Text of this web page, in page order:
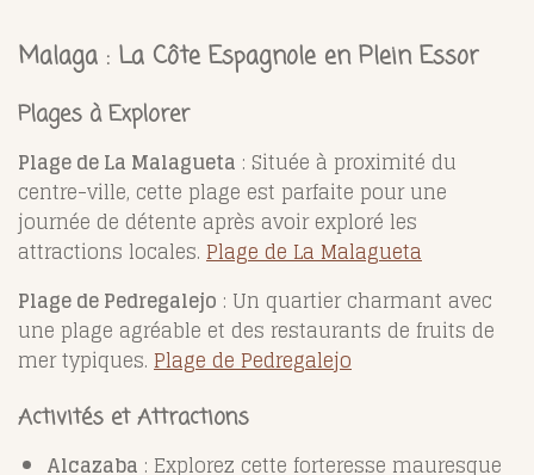
Malaga : La Côte Espagnole en Plein Essor
Plages à Explorer
Plage de La Malagueta : Située à proximité du
centre-ville, cette plage est parfaite pour une
journée de détente après avoir exploré les
attractions locales. Plage de La Malagueta
Plage de Pedregalejo : Un quartier charmant avec
une plage agréable et des restaurants de fruits de
mer typiques. Plage de Pedregalejo
Activités et Attractions
Alcazaba : Explorez cette forteresse mauresque